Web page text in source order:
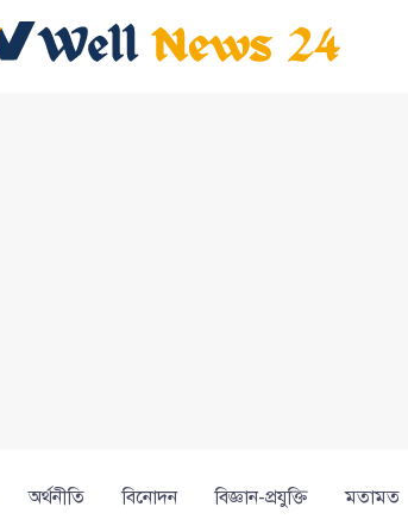
অর্থনীতি বিনোদন বিজ্ঞান-প্রযুক্তি মতামত